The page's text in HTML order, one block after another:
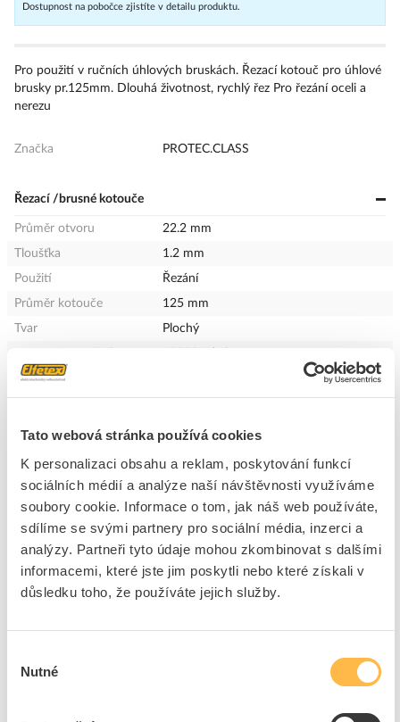
Tato webová stránka používá cookies
K personalizaci obsahu a reklam, poskytování funkcí
sociálních médií a analýze naší návštěvnosti využíváme
soubory cookie. Informace o tom, jak náš web používáte,
sdílíme se svými partnery pro sociální média, inzerci a
analýzy. Partneři tyto údaje mohou zkombinovat s dalšími
informacemi, které jste jim poskytli nebo které získali v
důsledku toho, že používáte jejich služby.
souhlasu
Nutné
Dostupnost na pobočce zjistíte v detailu produktu.
Pro použití v ručních úhlových bruskách. Řezací kotouč pro úhlové
brusky pr.125mm. Dlouhá životnost, rychlý řez Pro řezání oceli a
nerezu
Značka PROTEC.CLASS
Řezací /brusné kotouče
Průměr otvoru
22.2 mm
Tloušťka
1.2 mm
Použití
Řezání
Průměr kotouče
125 mm
Tvar
Plochý
Vhodný pro provoz za
mokra
Vhodné pro pálené cihly
Ne
Ne
Vhodné pro beton /
betonové tvarovky
Vhodné pro vyztužený
Ne
Vhodné pro
Ne
Vhodné pro keramiku